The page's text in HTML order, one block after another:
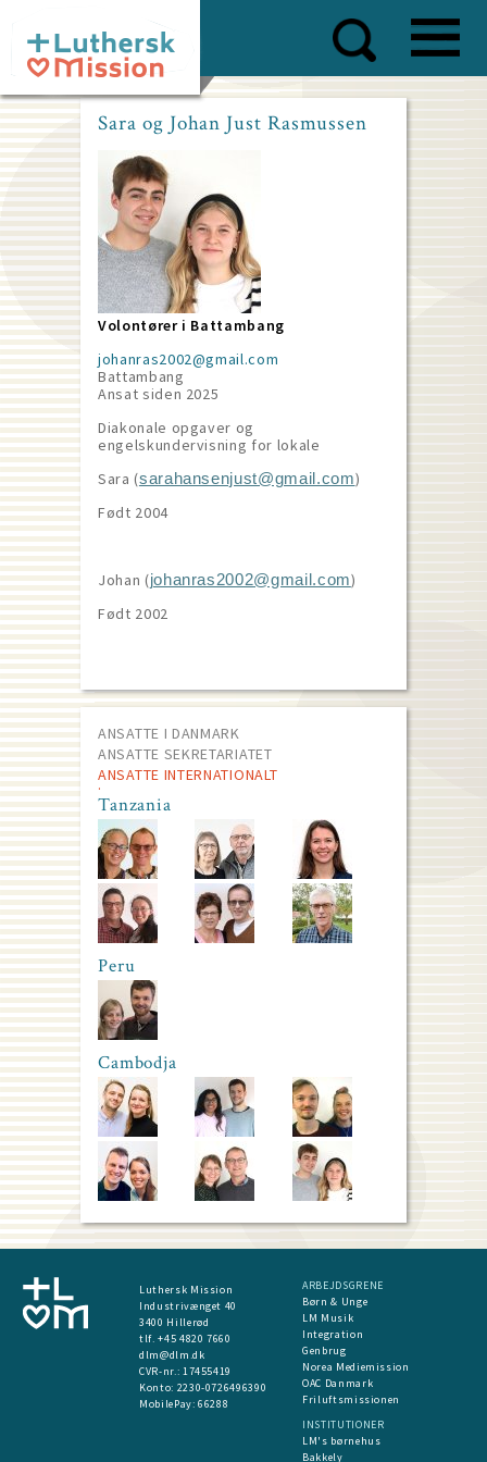
main
content
Sara og Johan Just Rasmussen
Volontører i Battambang
johanras2002@gmail.com
Battambang
Ansat siden 2025
Diakonale opgaver og
engelskundervisning for lokale
Sara (sarahansenjust@gmail.com)
Født 2004
Johan (johanras2002@gmail.com)
Født 2002
ANSATTE I DANMARK
ANSATTE SEKRETARIATET
ANSATTE INTERNATIONALT
Tanzania
Peru
Cambodja
Luthersk Mission
Industrivænget 40
3400 Hillerød
tlf. +45 4820 7660
dlm@dlm.dk
CVR-nr.: 17455419
​Konto: 2230-0726496390
MobilePay:66288
ARBEJDSGRENE
Børn & Unge
LM Musik
Integration
Genbrug
Norea Mediemission
OAC Danmark
Friluftsmissionen
INSTITUTIONER
LM's børnehus
Bakkely